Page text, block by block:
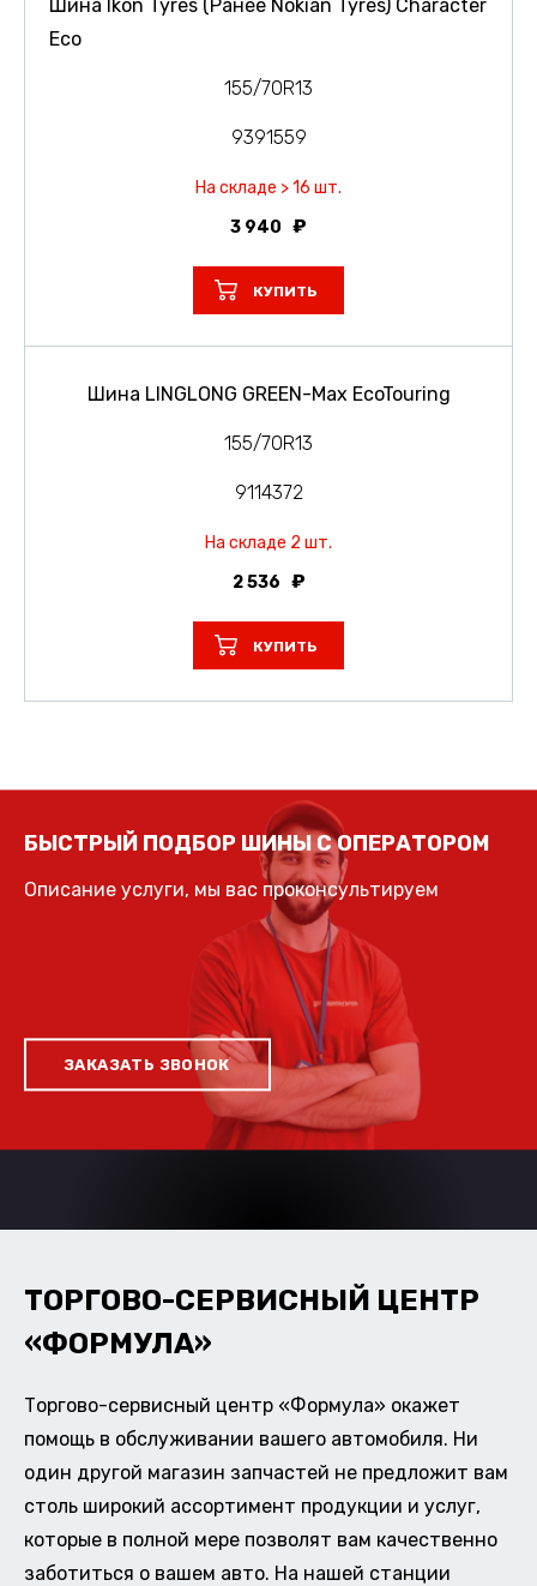
Шина Ikon Tyres (Ранее Nokian Tyres) Character
Eco
155/70R13
9391559
На складе > 16 шт.
3 940
КУПИТЬ
Шина LINGLONG GREEN-Max EcoTouring
155/70R13
9114372
На складе 2 шт.
2 536
КУПИТЬ
БЫСТРЫЙ ПОДБОР ШИНЫ С ОПЕРАТОРОМ
Описание услуги, мы вас проконсультируем
ЗАКАЗАТЬ ЗВОНОК
ТОРГОВО-СЕРВИСНЫЙ ЦЕНТР
«ФОРМУЛА»
Торгово-сервисный центр «Формула» окажет
помощь в обслуживании вашего автомобиля. Ни
один другой магазин запчастей не предложит вам
столь широкий ассортимент продукции и услуг,
которые в полной мере позволят вам качественно
заботиться о вашем авто. На нашей станции